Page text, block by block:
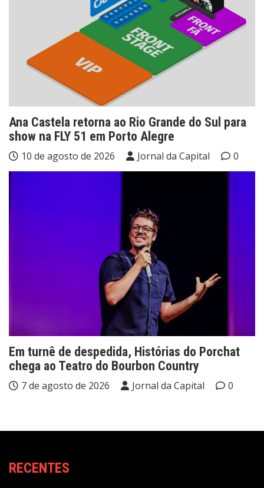
Ana Castela retorna ao Rio Grande do Sul para
show na FLY 51 em Porto Alegre
10 de agosto de 2026 Jornal da Capital 0
Em turnê de despedida, Histórias do Porchat
chega ao Teatro do Bourbon Country
7 de agosto de 2026 Jornal da Capital 0
RECENTES